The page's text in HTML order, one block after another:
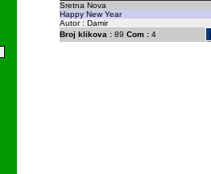
Sretna Nova
Happy New Year
Autor : Damir
Broj klikova :89 Com :4